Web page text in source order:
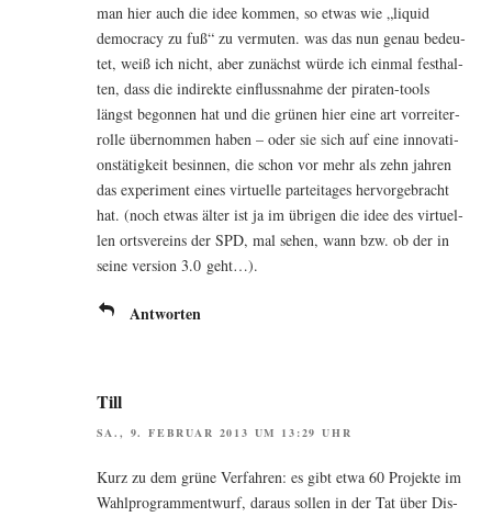
man hier auch die idee kom­men, so etwas wie „liquid
demo­cra­cy zu fuß“ zu ver­mu­ten. was das nun genau bedeu­
tet, weiß ich nicht, aber zunächst wür­de ich ein­mal fest­hal­
ten, dass die indi­rek­te ein­fluss­nah­me der pira­ten-tools
längst begon­nen hat und die grü­nen hier eine art vor­rei­ter­
rol­le über­nom­men haben – oder sie sich auf eine inno­va­ti­
ons­tä­tig­keit besin­nen, die schon vor mehr als zehn jah­ren
das expe­ri­ment eines vir­tu­el­le par­tei­ta­ges her­vor­ge­bracht
hat. (noch etwas älter ist ja im übri­gen die idee des vir­tu­el­
len orts­ver­eins der SPD, mal sehen, wann bzw. ob der in
sei­ne ver­si­on 3.0 geht…).
Antworten
Till
SA., 9. FEBRUAR 2013 UM 13:29 UHR
Kurz zu dem grü­ne Ver­fah­ren: es gibt etwa 60 Pro­jek­te im
Wahl­pro­gramm­ent­wurf, dar­aus sol­len in der Tat über Dis­